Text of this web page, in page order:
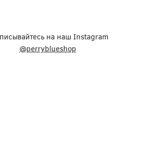
на наш Instagram
@perryblueshop